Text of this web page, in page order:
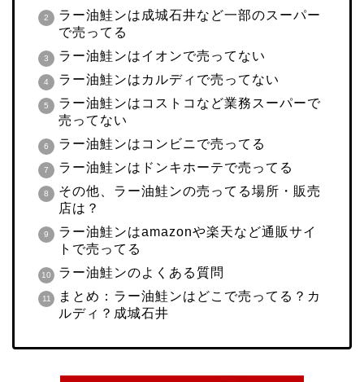
ラー油鮭ンは成城石井など一部のスーパー
で売ってる
ラー油鮭ンはイオンで売ってない
ラー油鮭ンはカルディで売ってない
ラー油鮭ンはコストコなど業務スーパーで
売ってない
ラー油鮭ンはコンビニで売ってる
ラー油鮭ンはドンキホーテで売ってる
その他、ラー油鮭ンの売ってる場所・販売
店は？
ラー油鮭ンはamazonや楽天など通販サイ
トで売ってる
ラー油鮭ンのよくある質問
まとめ：ラー油鮭ンはどこで売ってる？カ
ルディ？成城石井